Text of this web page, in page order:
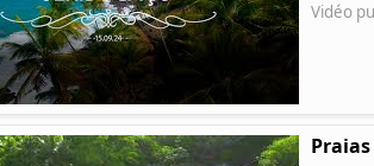
Vidéo